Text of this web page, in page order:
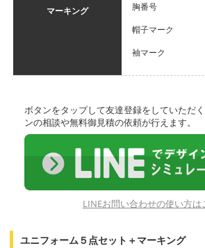
マーキング
胸番号
帽子マーク
袖マーク
ボタンをタップして友達登録をしていただ
ンの相談や無料御見積の依頼が行えます。
LINEお問い合わせの使い方は
ユニフォーム５点セット＋マーキング